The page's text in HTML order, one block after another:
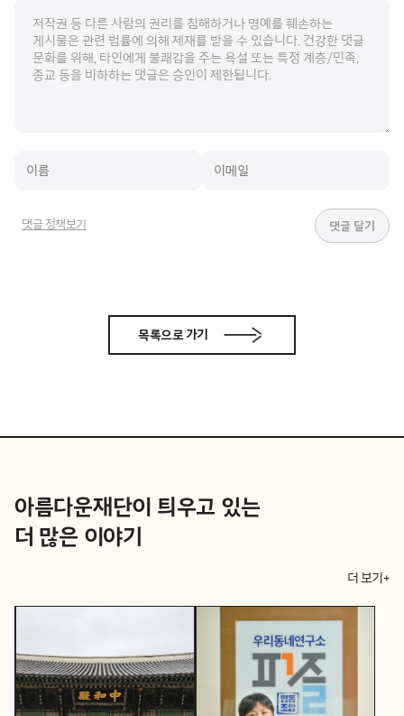
댓글 정책보기
목록으로 가기
아름다운재단이 틔우고 있는
더 많은 이야기
더 보기+